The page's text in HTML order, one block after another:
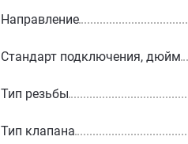
Направление
Стандарт подключения, дюйм
Тип резьбы
Тип клапана